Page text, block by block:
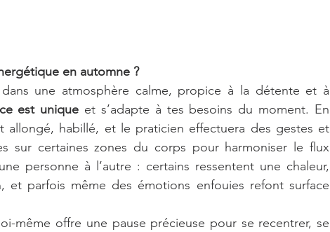
en automne ?
une atmosphère calme, propice à la détente et à
est unique et s’adapte à tes besoins du moment. En
allongé, habillé, et le praticien effectuera des gestes et
sur certaines zones du corps pour harmoniser le flux
personne à l’autre : certains ressentent une chaleur,
et parfois même des émotions enfouies refont surface
même offre une pause précieuse pour se recentrer, se